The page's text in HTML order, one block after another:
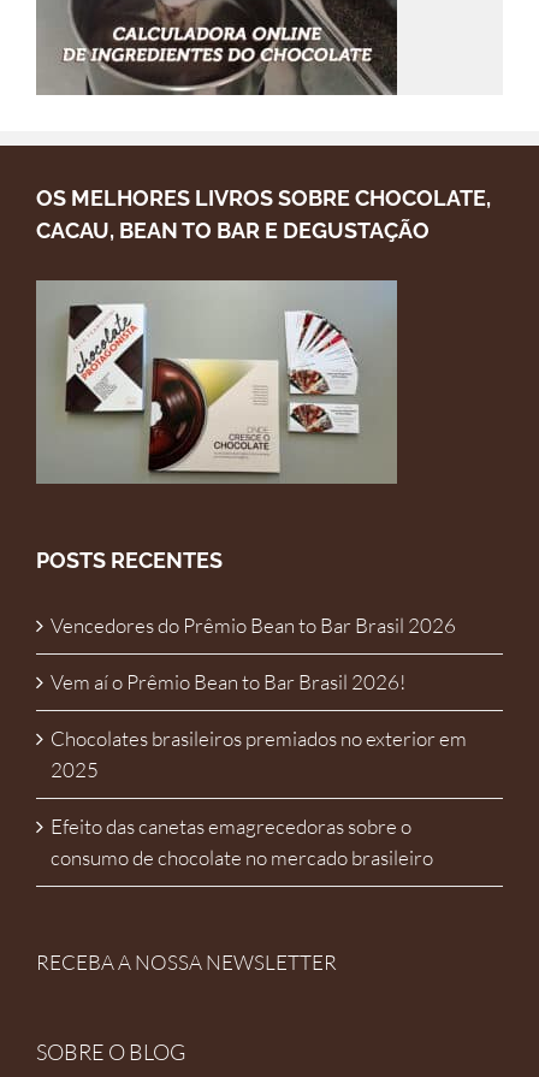
OS MELHORES LIVROS SOBRE CHOCOLATE,
CACAU, BEAN TO BAR E DEGUSTAÇÃO
POSTS RECENTES
Vencedores do Prêmio Bean to Bar Brasil 2026
Vem aí o Prêmio Bean to Bar Brasil 2026!
Chocolates brasileiros premiados no exterior em
2025
Efeito das canetas emagrecedoras sobre o
consumo de chocolate no mercado brasileiro
RECEBA A NOSSA NEWSLETTER
SOBRE O BLOG